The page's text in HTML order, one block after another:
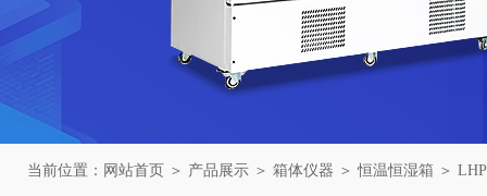
当前位置： 网站首页 ＞ 产品展示 ＞ 箱体仪器 ＞恒温恒湿箱 ＞